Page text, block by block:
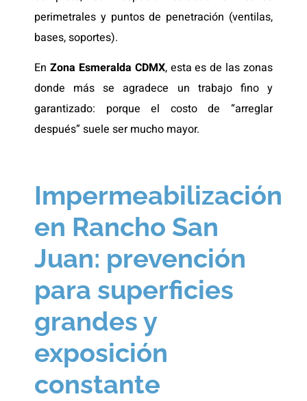
perimetrales y puntos de penetración (ventilas,
bases, soportes).
En Zona Esmeralda CDMX, esta es de las zonas
donde más se agradece un trabajo fino y
garantizado: porque el costo de “arreglar
después” suele ser mucho mayor.
Impermeabilización
en Rancho San
Juan: prevención
para superficies
grandes y
exposición
constante